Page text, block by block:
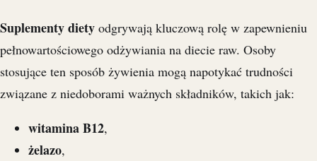
Suplementy diety odgrywają kluczową rolę w zapewnieniu
pełnowartościowego odżywiania na diecie raw. Osoby
stosujące ten sposób żywienia mogą napotykać trudności
związane z niedoborami ważnych składników, takich jak:
witamina B12,
żelazo,